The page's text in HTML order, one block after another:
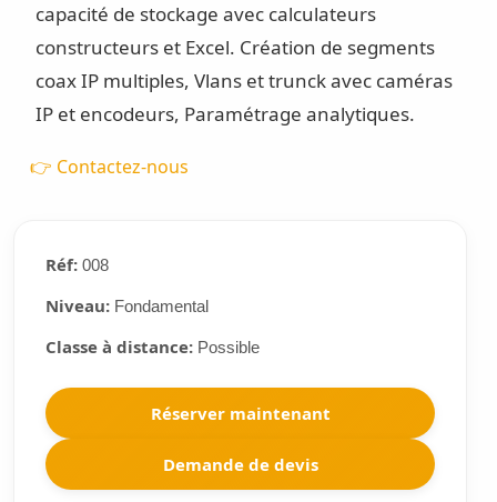
capacité de stockage avec calculateurs
constructeurs et Excel. Création de segments
coax IP multiples, Vlans et trunck avec caméras
IP et encodeurs, Paramétrage analytiques.
👉 Contactez-nous
Réf:008
Niveau:Fondamental
Classe à distance:Possible
Réserver maintenant
Demande de devis